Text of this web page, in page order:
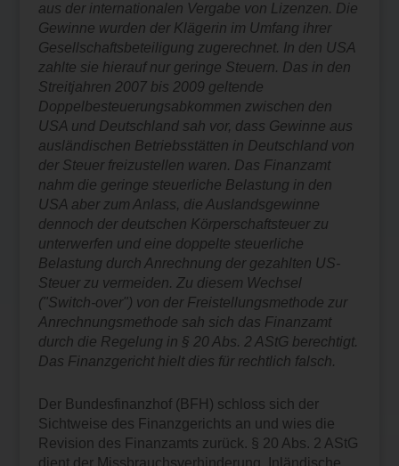
aus der internationalen Vergabe von Lizenzen. Die
Gewinne wurden der Klägerin im Umfang ihrer
Gesellschaftsbeteiligung zugerechnet. In den USA
zahlte sie hierauf nur geringe Steuern. Das in den
Streitjahren 2007 bis 2009 geltende
Doppelbesteuerungsabkommen zwischen den
USA und Deutschland sah vor, dass Gewinne aus
ausländischen Betriebsstätten in Deutschland von
der Steuer freizustellen waren. Das Finanzamt
nahm die geringe steuerliche Belastung in den
USA aber zum Anlass, die Auslandsgewinne
dennoch der deutschen Körperschaftsteuer zu
unterwerfen und eine doppelte steuerliche
Belastung durch Anrechnung der gezahlten US-
Steuer zu vermeiden. Zu diesem Wechsel
("Switch-over") von der Freistellungsmethode zur
Anrechnungsmethode sah sich das Finanzamt
durch die Regelung in § 20 Abs. 2 AStG berechtigt.
Das Finanzgericht hielt dies für rechtlich falsch.
Der Bundesfinanzhof (BFH) schloss sich der
Sichtweise des Finanzgerichts an und wies die
Revision des Finanzamts zurück. § 20 Abs. 2 AStG